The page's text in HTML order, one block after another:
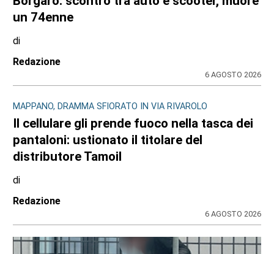
un 74enne
di
Redazione
6 AGOSTO 2026
MAPPANO, DRAMMA SFIORATO IN VIA RIVAROLO
Il cellulare gli prende fuoco nella tasca dei
pantaloni: ustionato il titolare del
distributore Tamoil
di
Redazione
6 AGOSTO 2026